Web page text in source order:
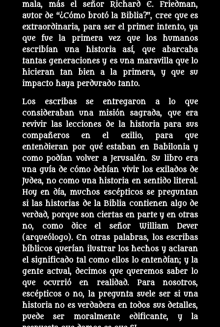
mala, más el señor Richard E. Friedman,
autor de “¿Cómo brotó la Biblia?”, cree que es
extraordinaria, para ser el primer intento, ya
que fue la primera vez que los humanos
escribían una historia así, que abarcaba
tantas generaciones y es una maravilla que lo
hicieran tan bien a la primera, y que su
impacto haya perdurado tanto.
Los escribas se entregaron a lo que
consideraban una misión sagrada, que era
revivir las lecciones de la historia para sus
compañeros en el exilio, para que
entendieran por qué estaban en Babilonia y
como podían volver a Jerusalén. Su libro era
una guía de cómo debían vivir los exilados de
Judea, no como una historia en sentido literal.
Hoy en día, muchos escépticos se preguntan
si las historias de la Biblia contienen algo de
verdad, porque son ciertas en parte y en otras
no, como dice el señor William Dever
(arqueólogo). En otras palabras, los escribas
bíblicos querían ilustrar los hechos y aclaran
el significado tal como ellos lo entendían; y la
gente actual, decimos que queremos saber lo
que ocurrió en realidad. Para nosotros,
escépticos o no, la pregunta suele ser si una
historia no es verdadera en todos sus detalles,
puede ser moralmente edificante, y la